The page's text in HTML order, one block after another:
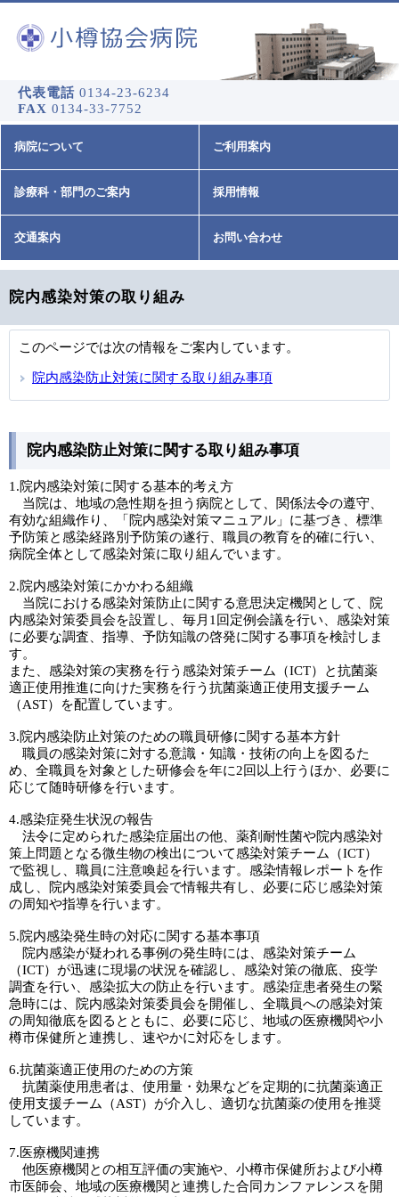
代表電話 0134-23-6234
FAX 0134-33-7752
病院について ご利用案内
診療科・部門のご案内 採用情報
交通案内 お問い合わせ
院内感染対策の取り組み
このページでは次の情報をご案内しています。
院内感染防止対策に関する取り組み事項
院内感染防止対策に関する取り組み事項
1.院内感染対策に関する基本的考え方
当院は、地域の急性期を担う病院として、関係法令の遵守、
有効な組織作り、「院内感染対策マニュアル」に基づき、標準
予防策と感染経路別予防策の遂行、職員の教育を的確に行い、
病院全体として感染対策に取り組んでいます。
2.院内感染対策にかかわる組織
当院における感染対策防止に関する意思決定機関として、院
内感染対策委員会を設置し、毎月1回定例会議を行い、感染対策
に必要な調査、指導、予防知識の啓発に関する事項を検討しま
す。
また、感染対策の実務を行う感染対策チーム（ICT）と抗菌薬
適正使用推進に向けた実務を行う抗菌薬適正使用支援チーム
（AST）を配置しています。
3.院内感染防止対策のための職員研修に関する基本方針
職員の感染対策に対する意識・知識・技術の向上を図るた
め、全職員を対象とした研修会を年に2回以上行うほか、必要に
応じて随時研修を行います。
4.感染症発生状況の報告
法令に定められた感染症届出の他、薬剤耐性菌や院内感染対
策上問題となる微生物の検出について感染対策チーム（ICT）
で監視し、職員に注意喚起を行います。感染情報レポートを作
成し、院内感染対策委員会で情報共有し、必要に応じ感染対策
の周知や指導を行います。
5.院内感染発生時の対応に関する基本事項
院内感染が疑われる事例の発生時には、感染対策チーム
（ICT）が迅速に現場の状況を確認し、感染対策の徹底、疫学
調査を行い、感染拡大の防止を行います。感染症患者発生の緊
急時には、院内感染対策委員会を開催し、全職員への感染対策
の周知徹底を図るとともに、必要に応じ、地域の医療機関や小
樽市保健所と連携し、速やかに対応をします。
6.抗菌薬適正使用のための方策
抗菌薬使用患者は、使用量・効果などを定期的に抗菌薬適正
使用支援チーム（AST）が介入し、適切な抗菌薬の使用を推奨
しています。
7.医療機関連携
他医療機関との相互評価の実施や、小樽市保健所および小樽
市医師会、地域の医療機関と連携した合同カンファレンスを開